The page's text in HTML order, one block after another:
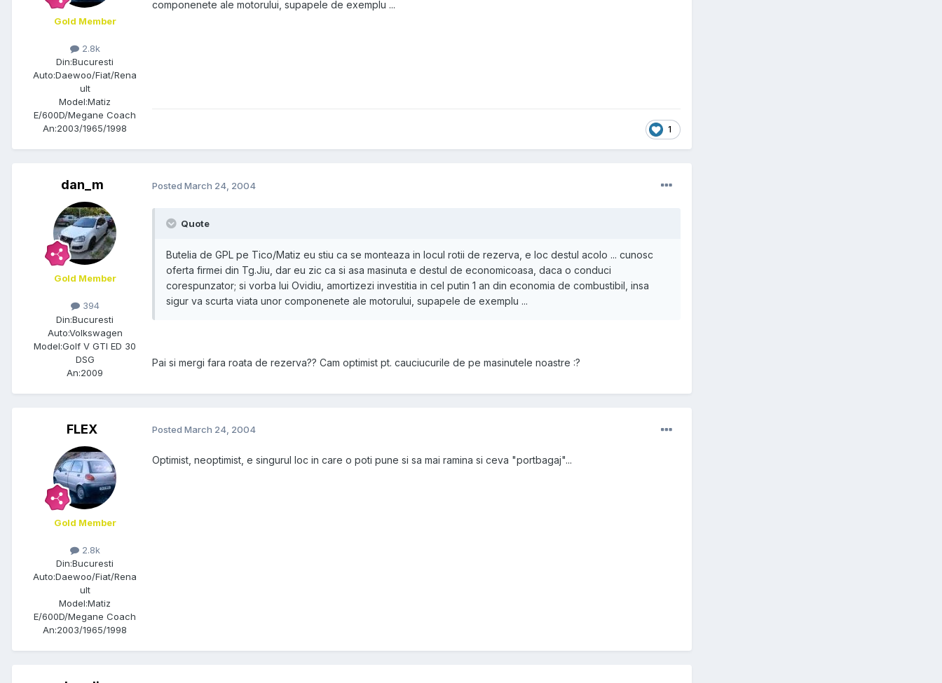
Gold Member
2.8k
Din:Bucuresti
Auto:Daewoo/Fiat/Rena
ult
Model:Matiz
E/600D/Megane Coach
An:2003/1965/1998
componenete ale motorului, supapele de exemplu ...
1
dan_m
Gold Member
394
Din:Bucuresti
Auto:Volkswagen
Model:Golf V GTI ED 30
DSG
An:2009
Posted March 24, 2004
Quote
Butelia de GPL pe Tico/Matiz eu stiu ca se monteaza in locul rotii de rezerva, e loc destul acolo ... cunosc
oferta firmei din Tg.Jiu, dar eu zic ca si asa masinuta e destul de economicoasa, daca o conduci
corespunzator; si vorba lui Ovidiu, amortizezi investitia in cel putin 1 an din economia de combustibil, insa
sigur va scurta viata unor componenete ale motorului, supapele de exemplu ...
Pai si mergi fara roata de rezerva?? Cam optimist pt. cauciucurile de pe masinutele noastre :?
FLEX
Gold Member
2.8k
Din:Bucuresti
Auto:Daewoo/Fiat/Rena
ult
Model:Matiz
E/600D/Megane Coach
An:2003/1965/1998
Posted March 24, 2004
Optimist, neoptimist, e singurul loc in care o poti pune si sa mai ramina si ceva "portbagaj"...